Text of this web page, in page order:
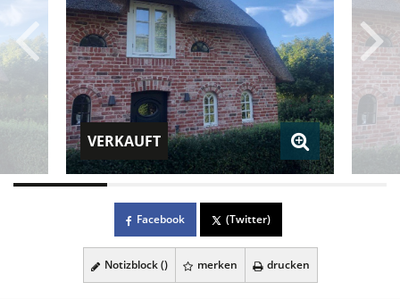
VERKAUFT
Facebook (Twitter)
Notizblock () merken drucken